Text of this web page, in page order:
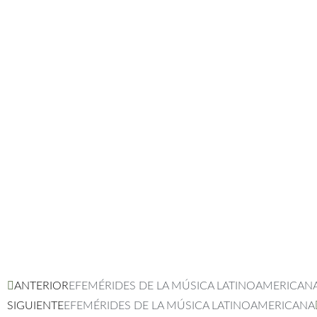
Ant
ANTERIOREFEMÉRIDES DE LA MÚSICA
SIGUIENTEEFEMÉRIDES DE LA MÚSICA LATINOAMERICANA